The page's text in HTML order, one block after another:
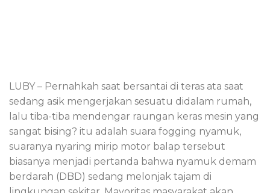
LUBY – Pernahkah saat bersantai di teras ata saat
sedang asik mengerjakan sesuatu didalam rumah,
lalu tiba-tiba mendengar raungan keras mesin yang
sangat bising? itu adalah suara fogging nyamuk,
suaranya nyaring mirip motor balap tersebut
biasanya menjadi pertanda bahwa nyamuk demam
berdarah (DBD) sedang melonjak tajam di